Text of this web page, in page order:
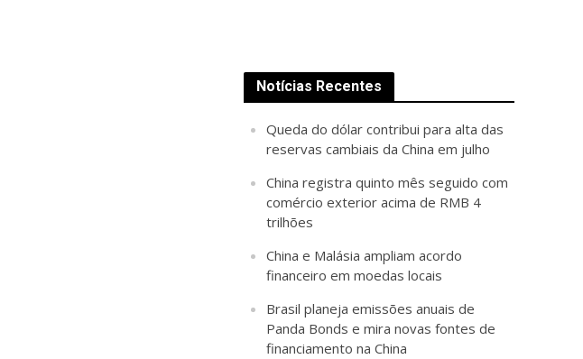
Notícias Recentes
Queda do dólar contribui para alta das
reservas cambiais da China em julho
China registra quinto mês seguido com
comércio exterior acima de RMB 4
trilhões
China e Malásia ampliam acordo
financeiro em moedas locais
Brasil planeja emissões anuais de
Panda Bonds e mira novas fontes de
financiamento na China